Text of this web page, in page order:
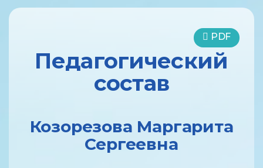
PDF
Педагогический
состав
Козорезова Маргарита
Сергеевна